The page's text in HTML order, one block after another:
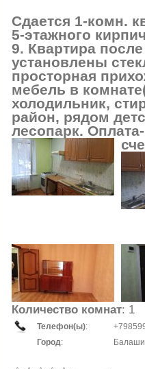
Сдается 1-комн.
5-этажного
9. Квартира
установлены
просторная
мебель в
холодильник,
район, рядом
лесопарк.
Количество комнат: 1
Телефон(ы):
Город: